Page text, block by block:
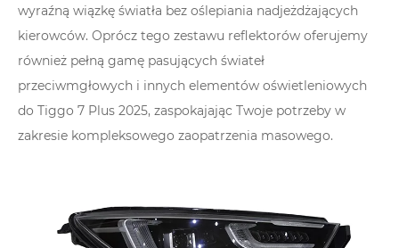
wyraźną wiązkę światła bez oślepiania nadjeżdżających
kierowców. Oprócz tego zestawu reflektorów oferujemy
również pełną gamę pasujących świateł
przeciwmgłowych i innych elementów oświetleniowych
do Tiggo 7 Plus 2025, zaspokajając Twoje potrzeby w
zakresie kompleksowego zaopatrzenia masowego.